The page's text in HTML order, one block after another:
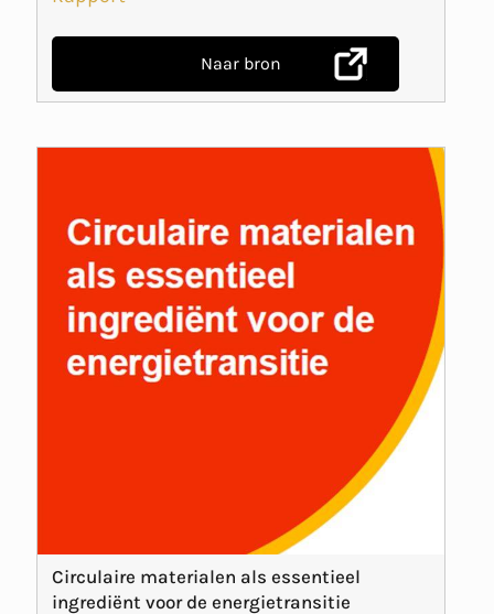
Naar bron
Circulaire materialen als essentieel
ingrediënt voor de energietransitie